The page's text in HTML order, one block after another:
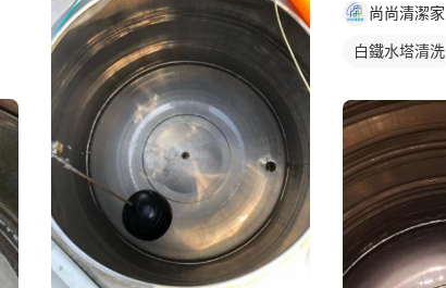
尚尚清潔家
白鐵水塔清洗